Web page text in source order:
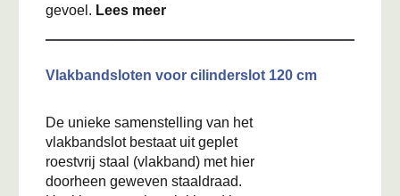
gevoel. Lees meer
Vlakbandsloten voor cilinderslot 120 cm
De unieke samenstelling van het
vlakbandslot bestaat uit geplet
roestvrij staal (vlakband) met hier
doorheen geweven staaldraad.